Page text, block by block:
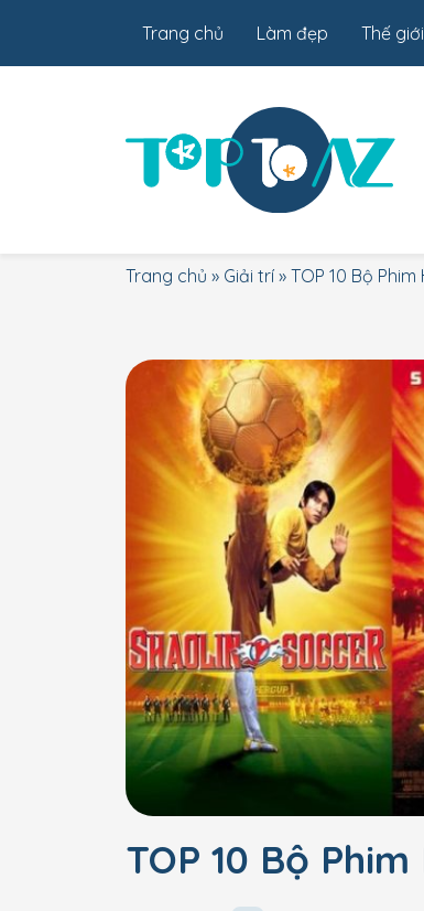
Trang chủ Làm đẹp Thế giới
Trang chủ » Giải trí » TOP 10 Bộ
TOP 10 Bộ